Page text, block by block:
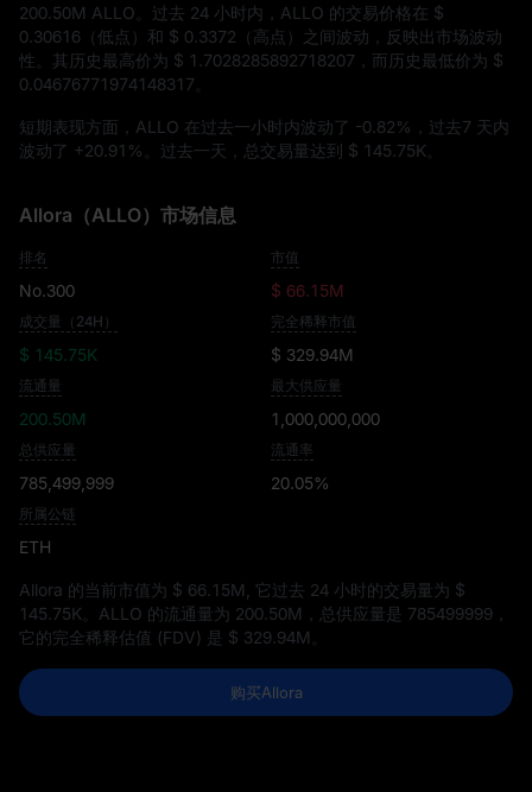
200.50M ALLO 。过去 24 小时内，ALLO 的交易价格在 $
0.30616 （低点）和 $ 0.3372 （高点）之间波动，反映出市场波动
性。其历史最高价为 $ 1.7028285892718207 ，而历史最低价为 $
0.04676771974148317
短期表现方面，ALLO 在过去一小时内波动了 -0.82%
，过去7 天内
波动了 +20.91% 。过去一天，总交易量达到 $ 145.75K
Allora（ALLO）市场信息
排名
No.300
市值
$ 66.15M
成交量（24H）
$ 145.75K
完全稀释市值
$ 329.94M
流通量
200.50M
最大供应量
1,000,000,000
总供应量
785,499,999
流通率
20.05%
所属公链
ETH
Allora 的当前市值为 $ 66.15M , 它过去 24 小时的交易量为 $
145.75K 。ALLO 的流通量为 200.50M ，总供应量是 785499999
它的完全稀释估值 (FDV) 是 $ 329.94M
购买Allora